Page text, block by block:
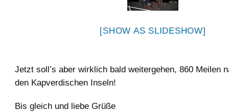
[SHOW AS SLIDESHOW]
Jetzt soll’s aber wirklich bald weitergehen, 860 Meilen
den Kapverdischen Inseln!
Bis gleich und liebe Grüße